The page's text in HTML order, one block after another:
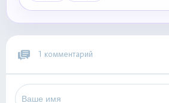
1 комментарий